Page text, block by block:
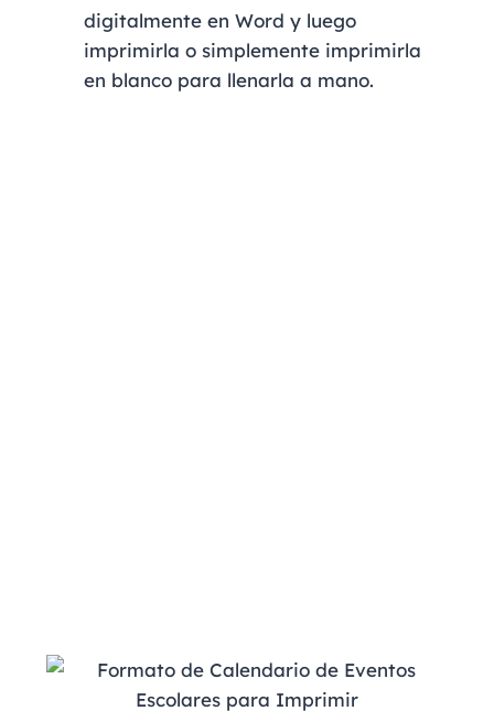
digitalmente en Word y luego
imprimirla o simplemente imprimirla
en blanco para llenarla a mano.